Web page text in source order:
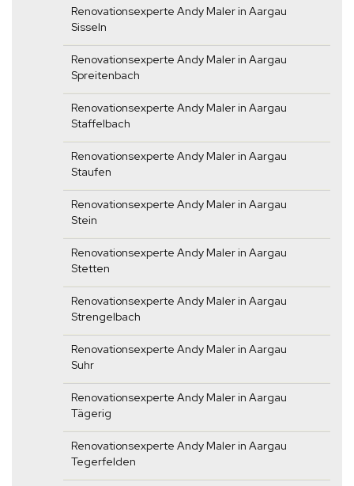
Renovationsexperte Andy Maler in Aargau
Sisseln
Renovationsexperte Andy Maler in Aargau
Spreitenbach
Renovationsexperte Andy Maler in Aargau
Staffelbach
Renovationsexperte Andy Maler in Aargau
Staufen
Renovationsexperte Andy Maler in Aargau
Stein
Renovationsexperte Andy Maler in Aargau
Stetten
Renovationsexperte Andy Maler in Aargau
Strengelbach
Renovationsexperte Andy Maler in Aargau
Suhr
Renovationsexperte Andy Maler in Aargau
Tägerig
Renovationsexperte Andy Maler in Aargau
Tegerfelden